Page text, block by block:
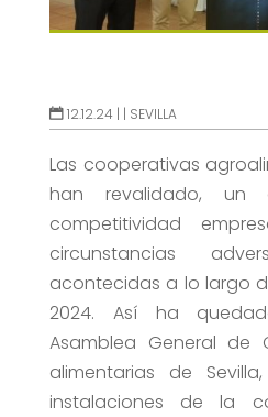
12.12.24 | | SEVILLA
Las cooperativas
han revalidado, un
competitividad
circunstancias
acontecidas a lo largo
2024. Así ha
Asamblea General de
alimentarias de
instalaciones de la